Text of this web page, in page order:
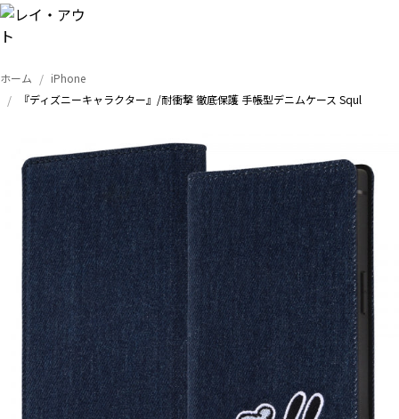
Xperia
Galaxy
AQUOS
Google
ホーム
iPhone
『ディズニーキャラクター』/耐衝撃 徹底保護 手帳型デニムケース Squl